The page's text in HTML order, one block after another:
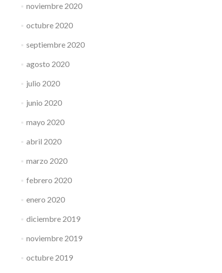
noviembre 2020
octubre 2020
septiembre 2020
agosto 2020
julio 2020
junio 2020
mayo 2020
abril 2020
marzo 2020
febrero 2020
enero 2020
diciembre 2019
noviembre 2019
octubre 2019